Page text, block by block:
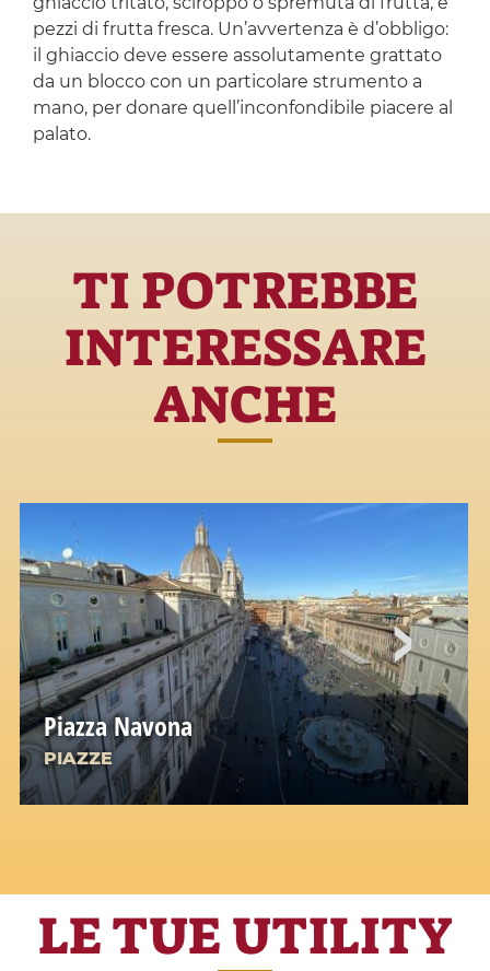
pezzi di frutta fresca. Un’avvertenza è d’obbligo:
il ghiaccio deve essere assolutamente grattato
da un blocco con un particolare strumento a
mano, per donare quell’inconfondibile piacere al
palato.
TI POTREBBE
INTERESSARE
ANCHE
Piazza Navona
PIAZZE
Uno dei complessi urbanistici più spettacolari
LE TUE UTILITY